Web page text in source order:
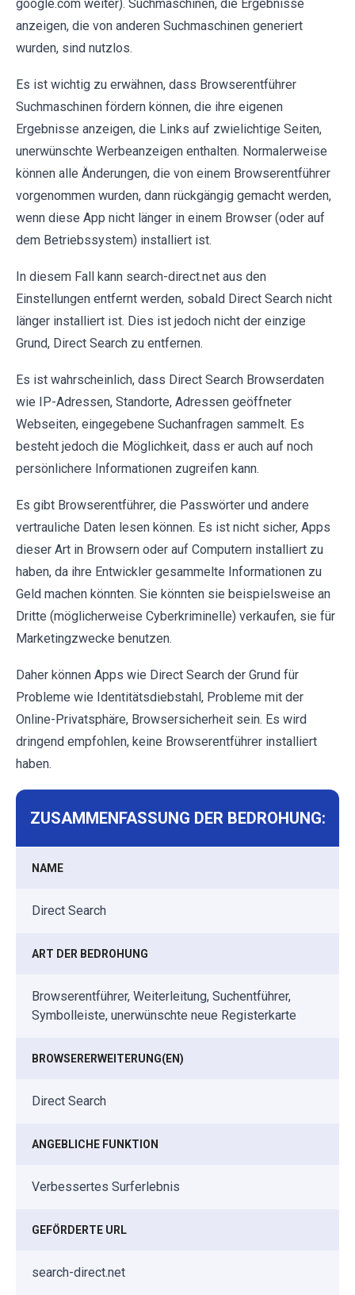
google.com weiter). Suchmaschinen, die Ergebnisse
anzeigen, die von anderen Suchmaschinen generiert
wurden, sind nutzlos.
Es ist wichtig zu erwähnen, dass Browserentführer
Suchmaschinen fördern können, die ihre eigenen
Ergebnisse anzeigen, die Links auf zwielichtige Seiten,
unerwünschte Werbeanzeigen enthalten. Normalerweise
können alle Änderungen, die von einem Browserentführer
vorgenommen wurden, dann rückgängig gemacht werden,
wenn diese App nicht länger in einem Browser (oder auf
dem Betriebssystem) installiert ist.
In diesem Fall kann search-direct.net aus den
Einstellungen entfernt werden, sobald Direct Search nicht
länger installiert ist. Dies ist jedoch nicht der einzige
Grund, Direct Search zu entfernen.
Es ist wahrscheinlich, dass Direct Search Browserdaten
wie IP-Adressen, Standorte, Adressen geöffneter
Webseiten, eingegebene Suchanfragen sammelt. Es
besteht jedoch die Möglichkeit, dass er auch auf noch
persönlichere Informationen zugreifen kann.
Es gibt Browserentführer, die Passwörter und andere
vertrauliche Daten lesen können. Es ist nicht sicher, Apps
dieser Art in Browsern oder auf Computern installiert zu
haben, da ihre Entwickler gesammelte Informationen zu
Geld machen könnten. Sie könnten sie beispielsweise an
Dritte (möglicherweise Cyberkriminelle) verkaufen, sie für
Marketingzwecke benutzen.
Daher können Apps wie Direct Search der Grund für
Probleme wie Identitätsdiebstahl, Probleme mit der
Online-Privatsphäre, Browsersicherheit sein. Es wird
dringend empfohlen, keine Browserentführer installiert
haben.
ZUSAMMENFASSUNG DER BEDROHUNG:
NAME
Direct Search
ART DER BEDROHUNG
Browserentführer, Weiterleitung, Suchentführer,
Symbolleiste, unerwünschte neue Registerkarte
BROWSERERWEITERUNG(EN)
Direct Search
ANGEBLICHE FUNKTION
Verbessertes Surferlebnis
GEFÖRDERTE URL
search-direct.net